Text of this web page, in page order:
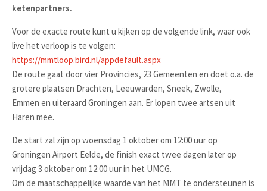
ketenpartners.
Voor de exacte route kunt u kijken op de volgende link, waar ook
live het verloop is te volgen:
https://mmtloop.bird.nl/appdefault.aspx
De route gaat door vier Provincies, 23 Gemeenten en doet o.a. de
grotere plaatsen Drachten, Leeuwarden, Sneek, Zwolle,
Emmen en uiteraard Groningen aan. Er lopen twee artsen uit
Haren mee.
De start zal zijn op woensdag 1 oktober om 12:00 uur op
Groningen Airport Eelde, de finish exact twee dagen later op
vrijdag 3 oktober om 12:00 uur in het UMCG.
Om de maatschappelijke waarde van het MMT te ondersteunen is